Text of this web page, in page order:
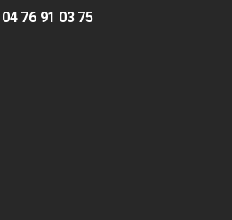
04 76 91 03 75